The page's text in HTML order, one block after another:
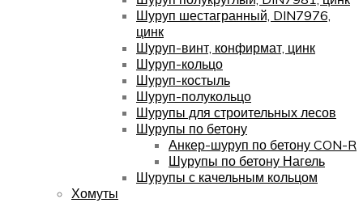
Шуруп шестагранный, DIN7976,
цинк
Шуруп-винт, конфирмат, цинк
Шуруп-кольцо
Шуруп-костыль
Шуруп-полукольцо
Шурупы для строительных лесов
Шурупы по бетону
Анкер-шуруп по бетону CON-R
Шурупы по бетону Нагель
Шурупы с качельным кольцом
Хомуты